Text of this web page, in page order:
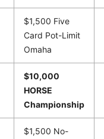
$1,500 Five
Card Pot-Limit
Omaha
$10,000
HORSE
Championship
$1,500 No-